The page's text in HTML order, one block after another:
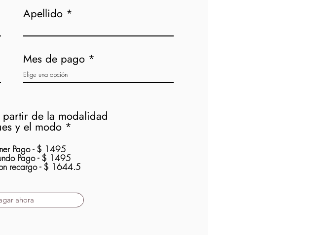
Apellido
Mes de pago
de la modalidad
y el modo *
Pago - $ 1495
Pago - $ 1495
recargo - $ 1644.5
ahora